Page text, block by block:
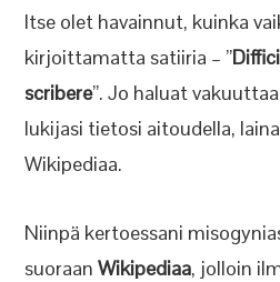
Itse olet havainnut, kuinka
kirjoittamatta satiiria – ”
scribere”. Jo haluat
lukijasi tietosi aitoudella,
Wikipediaa.
Niinpä kertoessani
suoraanWikipediaa, jolloin